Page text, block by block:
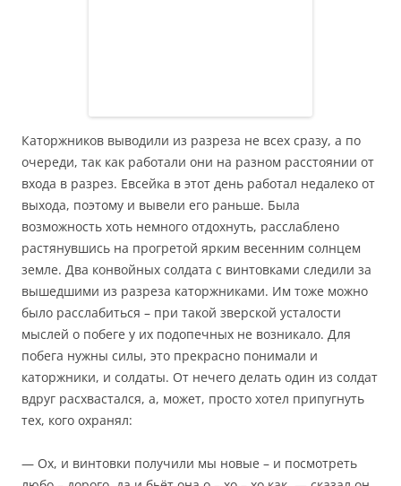
Каторжников выводили из разреза не всех сразу, а по
очереди, так как работали они на разном расстоянии от
входа в разрез. Евсейка в этот день работал недалеко от
выхода, поэтому и вывели его раньше. Была
возможность хоть немного отдохнуть, расслаблено
растянувшись на прогретой ярким весенним солнцем
земле. Два конвойных солдата с винтовками следили за
вышедшими из разреза каторжниками. Им тоже можно
было расслабиться – при такой зверской усталости
мыслей о побеге у их подопечных не возникало. Для
побега нужны силы, это прекрасно понимали и
каторжники, и солдаты. От нечего делать один из солдат
вдруг расхвастался, а, может, просто хотел припугнуть
тех, кого охранял:
— Ох, и винтовки получили мы новые – и посмотреть